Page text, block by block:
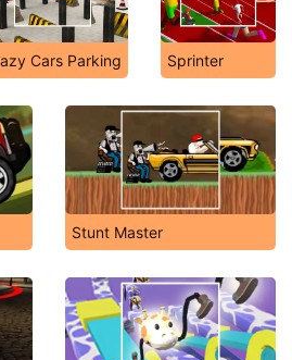
Cars Parking Sprinter
Stunt Master